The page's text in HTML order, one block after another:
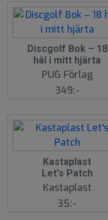
Discgolf Bok – 18
hål i mitt hjärta
PUG Förlag
349:-
Kastaplast
Let's Patch
Kastaplast
35:-